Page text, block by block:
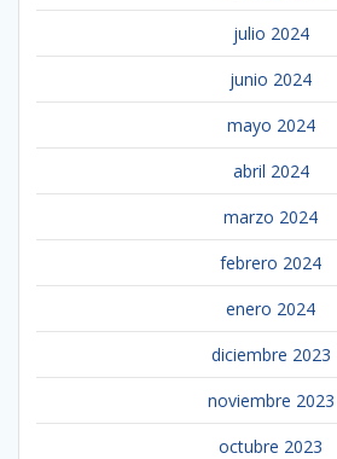
julio 2024
junio 2024
mayo 2024
abril 2024
marzo 2024
febrero 2024
enero 2024
diciembre 2023
noviembre 2023
octubre 2023